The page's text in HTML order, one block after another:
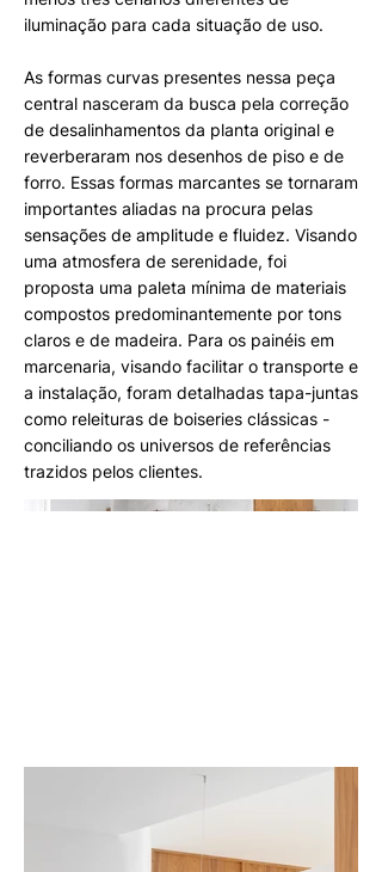
iluminação para cada situação de uso.
As formas curvas presentes nessa peça
central nasceram da busca pela correção
de desalinhamentos da planta original e
reverberaram nos desenhos de piso e de
forro. Essas formas marcantes se tornaram
importantes aliadas na procura pelas
sensações de amplitude e fluidez. Visando
uma atmosfera de serenidade, foi
proposta uma paleta mínima de materiais
compostos predominantemente por tons
claros e de madeira. Para os painéis em
marcenaria, visando facilitar o transporte e
a instalação, foram detalhadas tapa-juntas
como releituras de boiseries clássicas -
conciliando os universos de referências
trazidos pelos clientes.